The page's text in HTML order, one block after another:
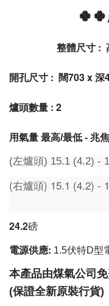
整體尺寸 :
開孔尺寸 : 闊703 x 深
爐頭數量 : 2
用氣量 最高/最低 - 兆
(左爐頭) 15.1 (4.2) -
(右爐頭) 15.1 (4.2) -
24.2磅
電源供應: 1.5伏特D型
本產品由煤氣公司
(保證全新原裝行貨)